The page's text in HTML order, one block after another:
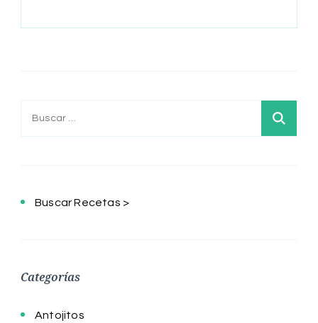
Buscar:
Buscar Recetas >
Categorías
Antojitos